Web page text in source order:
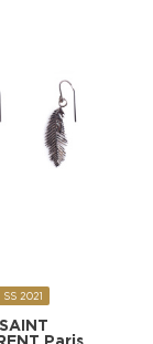
SS 2021
SAINT